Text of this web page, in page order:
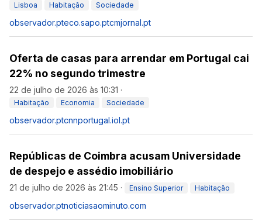
Lisboa Habitação Sociedade
observador.pteco.sapo.ptcmjornal.pt
Oferta de casas para arrendar em Portugal cai
22% no segundo trimestre
22 de julho de 2026 às 10:31 ·
Habitação Economia Sociedade
observador.ptcnnportugal.iol.pt
Repúblicas de Coimbra acusam Universidade
de despejo e assédio imobiliário
21 de julho de 2026 às 21:45 · Ensino Superior Habitação
observador.ptnoticiasaominuto.com